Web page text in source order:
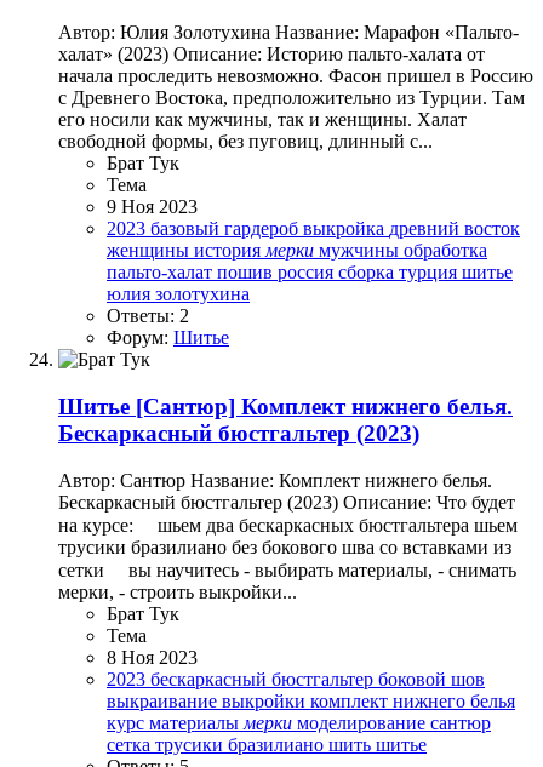
Автор: Юлия Золотухина Название: Марафон «Пальто-
халат» (2023) Описание: Историю пальто-халата от
начала проследить невозможно. Фасон пришел в Россию
с Древнего Востока, предположительно из Турции. Там
его носили как мужчины, так и женщины. Халат
свободной формы, без пуговиц, длинный с...
Брат Тук
Тема
9 Ноя 2023
2023 базовый гардероб выкройка древний восток
женщины история мерки мужчины обработка
пальто-халат пошив россия сборка турция шитье
юлия золотухина
Ответы: 2
Форум: Шитье
Шитье [Сантюр] Комплект нижнего белья.
Бескаркасный бюстгальтер (2023)
Автор: Сантюр Название: Комплект нижнего белья.
Бескаркасный бюстгальтер (2023) Описание: Что будет
на курсе: ⠀ шьем два бескаркасных бюстгальтера шьем
трусики бразилиано без бокового шва со вставками из
сетки ⠀ вы научитесь - выбирать материалы, - снимать
мерки, - строить выкройки...
Брат Тук
Тема
8 Ноя 2023
2023 бескаркасный бюстгальтер боковой шов
выкраивание выкройки комплект нижнего белья
курс материалы мерки моделирование сантюр
сетка трусики бразилиано шить шитье